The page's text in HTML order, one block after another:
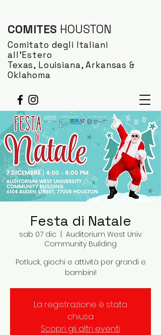
Comitato degli Italiani
all'Estero
Texas, Louisiana, Arkansas &
Oklahoma
COMITES HOUSTON
Festa di Natale
sab 07 dic
Auditorium West Univ.
Community Building
Potluck, giochi e attività per grandi e
bambini!
La registrazione è stata
chiusa
Scopri gli altri eventi